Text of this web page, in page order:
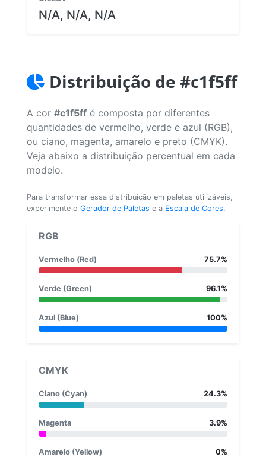
N/A, N/A, N/A
Distribuição de #c1f5ff
A cor #c1f5ff é composta por diferentes
quantidades de vermelho, verde e azul (RGB),
ou ciano, magenta, amarelo e preto (CMYK).
Veja abaixo a distribuição percentual em cada
modelo.
Para transformar essa distribuição em paletas utilizáveis,
experimente o Gerador de Paletas e a Escala de Cores.
RGB
Vermelho (Red) 75.7%
Verde (Green) 96.1%
Azul (Blue) 100%
CMYK
Ciano (Cyan) 24.3%
Magenta 3.9%
Amarelo (Yellow) 0%